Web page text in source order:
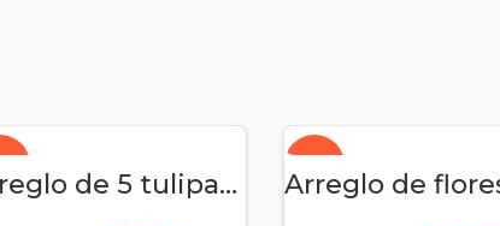
Arreglo de 5 tulipanes de colores